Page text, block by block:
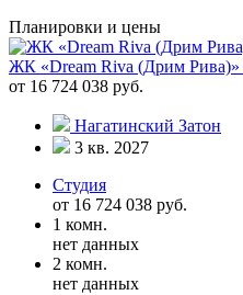
Планировки и цены
ЖК «Dream Riva (Дрим Рива)»
от 16 724 038 руб.
Нагатинский Затон
3 кв. 2027
Студия
от 16 724 038 руб.
1 комн.
нет данных
2 комн.
нет данных